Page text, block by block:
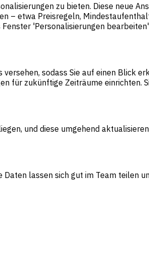
zu bieten. Diese neue
– etwa Preisregeln,
'Personalisierungen
sodass Sie auf einen Blick
für zukünftige Zeiträume einrichten.
und diese umgehend
lassen sich gut im Team teilen